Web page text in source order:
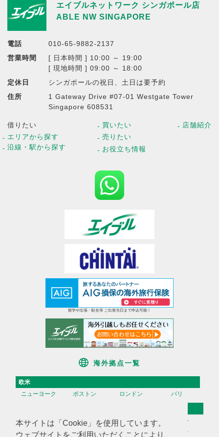
本サイトは「Cookie」を使用しています。
ウェブサイトをご利用いただくことにより
エイブルネットワーク シンガポール店
ABLE NW SINGAPORE
電話
010-65-9882-2137
営業時間
[ 日本時間 ] 10:00 ～ 19:00
[ 現地時間 ] 09:00 ～ 18:00
定休日
シンガポールの祝日、土日は要予約
住所
1 Gateway Drive #07-01 Westgate Tower
Singapore 608531
借りたい
エリアから探す
沿線・駅から探す
買いたい
売りたい
お役立ち情報
店舗紹介
留学や出張・駐在等 ご出発当日まで申込可能！
海外拠点一覧
欧米
ニューヨーク
ボストン ロンドン パリ
香港
台湾 高雄
ソウル
天津
上海 蘇州 深セン